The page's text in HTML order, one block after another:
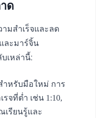
ด
มสำเร็จและลด
และมาร์จิ้น
เหล่านี้:
ำหรับมือใหม่ การ
รจที่ต่ำ เช่น 1:10,
เรียนรู้และ